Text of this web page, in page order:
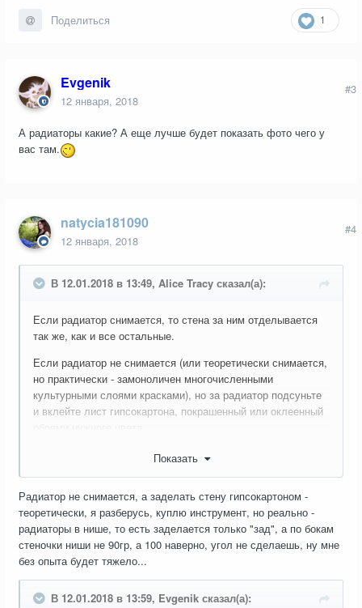
1
Поделиться
Evgenik
12 января, 2018
#3
А радиаторы какие? А еще лучше будет показать фото чего у
вас там.
natycia181090
12 января, 2018
#4
В 12.01.2018 в 13:49, Alice Tracy сказал(а):
Если радиатор снимается, то стена за ним отделывается
так же, как и все остальные.
Если радиатор не снимается (или теоретически снимается,
но практически - замоноличен многочисленными
культурными слоями красками), но за радиатор подсуньте
и вклейте лист гипсокартона, покрашенный или оклеенный
Показать
Радиатор не снимается, а заделать стену гипсокартоном -
теоретически, я разберусь, куплю инструмент, но реально -
радиаторы в нише, то есть заделается только "зад", а по бокам
стеночки ниши не 90гр, а 100 наверно, угол не сделаешь, ну мне
без опыта будет тяжело...
В 12.01.2018 в 13:59, Evgenik сказал(а):